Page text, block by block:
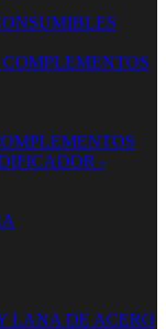
-
LANA DE ACERO